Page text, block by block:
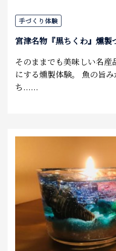
手づくり体験
宮津名物『黒ちくわ』燻製
そのままでも美味しい名
にする燻製体験。 魚の旨
ち......